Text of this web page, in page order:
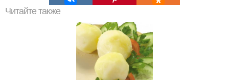
Читайте также